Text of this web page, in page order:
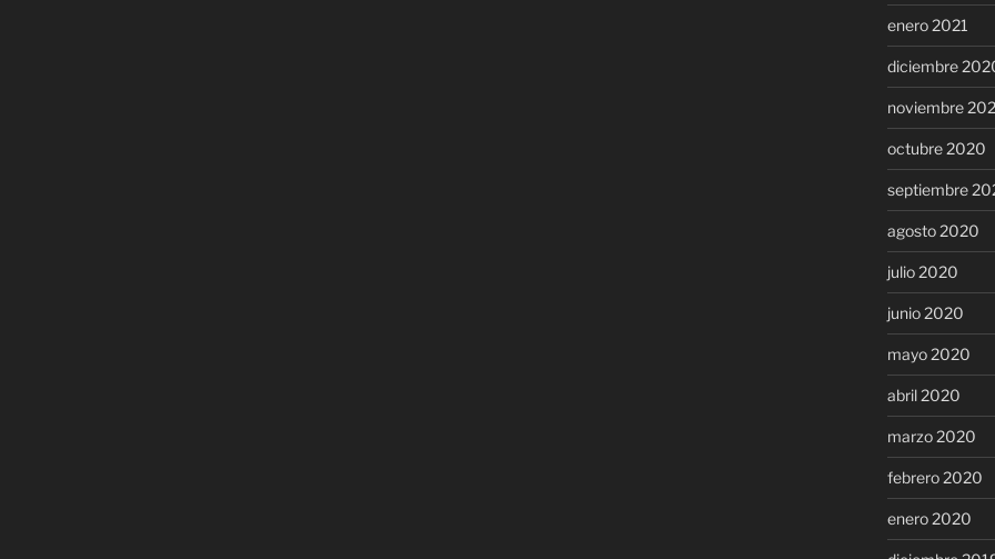
enero 2021
diciembre
noviembre
octubre 2020
septiembre
agosto 2020
julio 2020
junio 2020
mayo 2020
abril 2020
marzo 2020
febrero 2020
enero 2020